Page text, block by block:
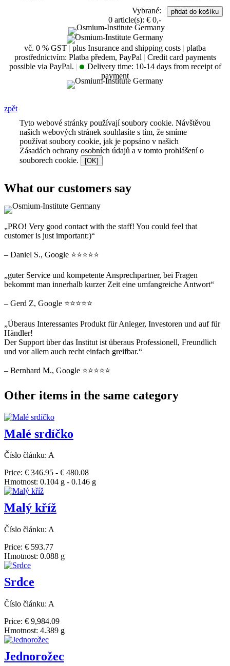
Vybrané:
0 article(s): € 0,-
vč. 0 % GST | plus Insurance and shipping costs | platba
prostřednictvím: Platba předem, PayPal | Credit card payments
possible via PayPal. | Delivery time: 10-14 days from receipt of
payment
zpět
Tyto webové stránky používají soubory cookie. Návštěvou
našich webových stránek souhlasíte s tím, že smíme
používat soubory cookie, jak je popsáno v našich
Zásadách ochrany osobních údajů a v tomto prohlášení o
souborech cookie.
[OK]
What our customers say
„PRO! Very good contact with the staff! You could feel that
customer is just important:)“
– Daniel S., Google ⭐⭐⭐⭐⭐
„guter Service und kompetente Ansprechpartner, bei Fragen
bekommt man innerhalb kurzer Zeit eine umfangreiche Antwort“
– Gerd Z, Google ⭐⭐⭐⭐⭐
„Überaus Interessantes Produkt für Anleger, Investoren und auf für
Händler!
Der Support über das Institut ist überaus Professionell, Freundlich
und vor allem auch recht einfach greifbar.“
– Bernhard M., Google ⭐⭐⭐⭐⭐
Other items in the same category
Malé srdíčko
Číslo článku: A
Price: € 346.95 - € 480.08
Hmotnost: 0.104 g - 0.146 g
Malý kříž
Číslo článku: A
Price: € 593.77
Hmotnost: 0.088 g
Srdce
Číslo článku: A
Price: € 9,984.09
Hmotnost: 4.389 g
Jednorožec